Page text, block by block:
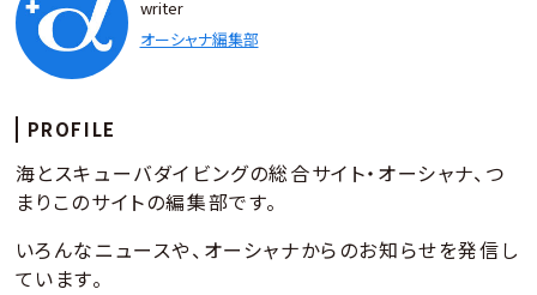
writer
オーシャナ編集部
PROFILE
海とスキューバダイビングの総合サイト・オーシャナ、つ
まりこのサイトの編集部です。
いろんなニュースや、オーシャナからのお知らせを発信し
ています。